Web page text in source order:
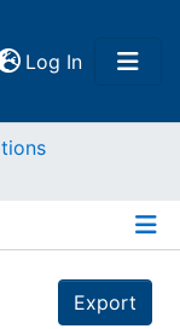
Log In(current)
Export